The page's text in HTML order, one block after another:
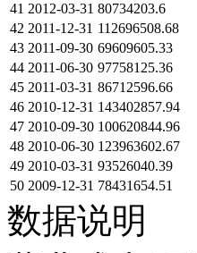
41 2012-03-31 80734203.6
42 2011-12-31 112696508.68
43 2011-09-30 69609605.33
44 2011-06-30 97758125.36
45 2011-03-31 86712596.66
46 2010-12-31 143402857.94
47 2010-09-30 100620844.96
48 2010-06-30 123963602.67
49 2010-03-31 93526040.39
50 2009-12-31 78431654.51
数据说明